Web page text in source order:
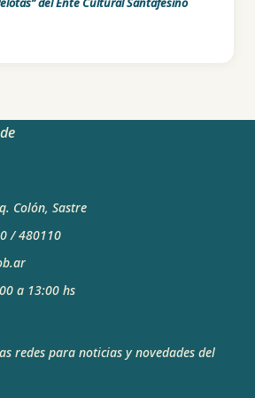
Colón, Sastre
/480110
a 13:00 hs
redes para noticias y novedades del